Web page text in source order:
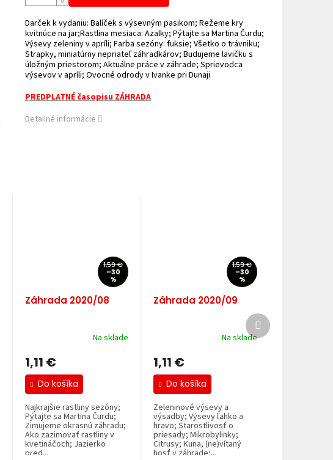
Darček k vydaniu: Balíček s výsevným pasikom; Režeme kry
kvitnúce na jar;Rastlina mesiaca: Azalky; Pýtajte sa Martina Čurdu;
Výsevy zeleniny v apríli; Farba sezóny: fuksie; Všetko o trávniku;
Strapky, miniatúrny nepriateľ záhradkárov; Budujeme lavičku s
úložným priestorom; Aktuálne práce v záhrade; Sprievodca
výsevov v apríli; Ovocné odrody v Ivanke pri Dunaji
PREDPLATNÉ časopisu ZÁHRADA
Detailné informácie
1,59 €
–30
%
Záhrada 2020/08
Na sklade
1,11 €
Do košíka
Najkrajšie rastliny sezóny;
Pýtajte sa Martina Čurdu;
Zimujeme okrasnú záhradu;
Ako zazimovať rastliny v
kvetináčoch; Jazierko
pred...
1,59 €
–30
%
Záhrada 2020/09
Na sklade
1,11 €
Do košíka
Zeleninové výsevy a
výsadby; Výsevy ľahko a
hravo; Starostlivosť o
priesady; Mikrobylinky;
Citrusy; Kuna, (ne)vítaný
hosť v záhrade;...
Ďalší
produkt